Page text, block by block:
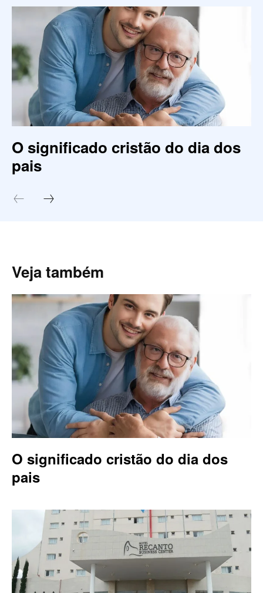
O significado cristão do dia dos
pais
Veja também
O significado cristão do dia dos
pais